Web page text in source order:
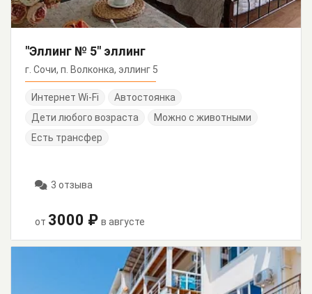
"Эллинг № 5" эллинг
г. Сочи, п. Волконка, эллинг 5
Интернет Wi-Fi
Автостоянка
Дети любого возраста
Можно с животными
Есть трансфер
3 отзыва
от 3000 ₽ в августе